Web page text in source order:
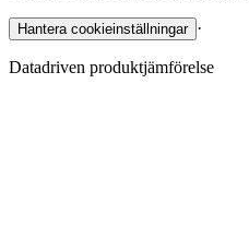
Hantera cookieinställningar ·
Datadriven produktjämförelse